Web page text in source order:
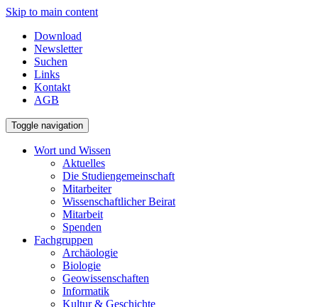
Skip to main content
Download
Newsletter
Suchen
Links
Kontakt
AGB
Toggle navigation
Wort und Wissen
Aktuelles
Die Studiengemeinschaft
Mitarbeiter
Wissenschaftlicher Beirat
Mitarbeit
Spenden
Fachgruppen
Archäologie
Biologie
Geowissenschaften
Informatik
Kultur & Geschichte